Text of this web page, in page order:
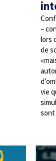
–
lors
de
vie
sont